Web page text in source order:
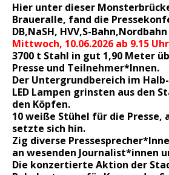
Hier unter dieser
Braueralle, fand die
DB,NaSH, HVV,S-
Mittwoch, 10.06.2026 ab 9.15
3700 t Stahl in gut 1,90 Meter
Presse und Teilnehmer*Innen.
Der Untergrundbereich im
LED Lampen grinsten aus den
den Köpfen.
10 weiße Stühel für die Presse,
setzte sich hin.
Zig diverse
an wesenden Journalist*innen
Die konzertierte Aktion der